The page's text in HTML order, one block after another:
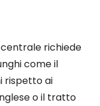
centrale richiede
come il
rispetto ai
o il tratto